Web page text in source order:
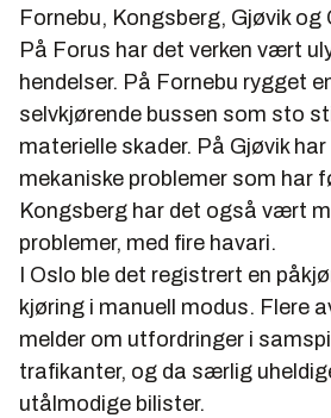
Fornebu, Kongsberg, Gjøvik og
På Forus har det verken vært
hendelser. På Fornebu rygget
selvkjørende bussen som sto
materielle skader. På Gjøvik
mekaniske problemer som har
Kongsberg har det også vært
problemer, med fire havari.
I Oslo ble det registrert en
kjøring i manuell modus. Flere
melder om utfordringer i
trafikanter, og da særlig
utålmodige bilister.